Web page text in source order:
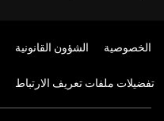
الخصوصية الشؤون القانونية
تفضيلات ملفات تعريف الارتباط